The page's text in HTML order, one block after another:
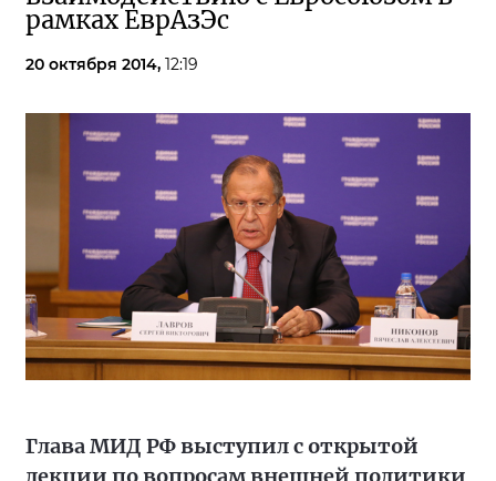
рамках ЕврАзЭс
20 октября 2014, 12:19
Глава МИД РФ выступил с открытой